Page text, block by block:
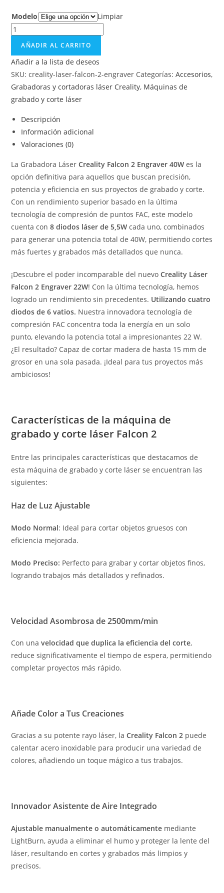
Modelo Limpiar
AÑADIR AL CARRITO
Añadir a la lista de deseos
SKU:creality-laser-falcon-2-engraver Categorías:Accesorios,
Grabadoras y cortadoras láser Creality, Máquinas de
grabado y corte láser
Descripción
Información adicional
Valoraciones (0)
La Grabadora LáserCreality Falcon 2 Engraver 40Wes la
opción definitiva para aquellos que buscan precisión,
potencia y eficiencia en sus proyectos de grabado y corte.
Con un rendimiento superior basado en la última
tecnología de compresión de puntos FAC, este modelo
cuenta con8 diodos láser de 5,5W cada uno, combinados
para generar una potencia total de 40W, permitiendo cortes
más fuertes y grabados más detallados que nunca.
¡Descubre el poder incomparable del nuevoCreality Láser
Falcon 2 Engraver 22W! Con la última tecnología, hemos
logrado un rendimiento sin precedentes. Utilizando cuatro
diodos de 6 vatios. Nuestra innovadora tecnología de
compresión FAC concentra toda la energía en un solo
punto, elevando la potencia total a impresionantes 22 W.
¿El resultado? Capaz de cortar madera de hasta 15 mm de
grosor en una sola pasada. ¡Ideal para tus proyectos más
ambiciosos!
Características de la máquina de
grabado y corte láser Falcon 2
Entre las principales características que destacamos de
esta máquina de grabado y corte láser se encuentran las
siguientes:
Haz de Luz Ajustable
Modo Normal: Ideal para cortar objetos gruesos con
eficiencia mejorada.
Modo Preciso: Perfecto para grabar y cortar objetos finos,
logrando trabajos más detallados y refinados.
Velocidad Asombrosa de 2500mm/min
Con unavelocidad que duplica la eficiencia del corte,
reduce significativamente el tiempo de espera, permitiendo
completar proyectos más rápido.
Añade Color a Tus Creaciones
Gracias a su potente rayo láser, laCreality Falcon 2 puede
calentar acero inoxidable para producir una variedad de
colores, añadiendo un toque mágico a tus trabajos.
Innovador Asistente de Aire Integrado
Ajustable manualmente o automáticamente mediante
LightBurn, ayuda a eliminar el humo y proteger la lente del
láser, resultando en cortes y grabados más limpios y
precisos.